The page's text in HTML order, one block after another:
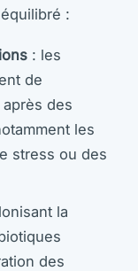
:
: les
de
des
les
stress ou des
la
des